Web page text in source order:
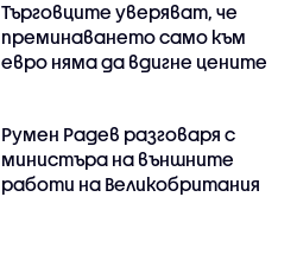
Търговците уверяват, че
преминаването само към
евро няма да вдигне цените
Румен Радев разговаря с
министъра на външните
работи на Великобритания